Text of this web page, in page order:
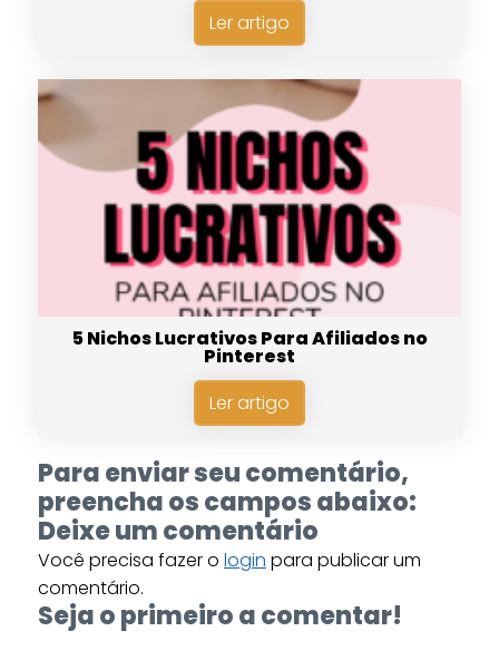
Ler artigo
5 Nichos Lucrativos Para Afiliados no
Pinterest
Ler artigo
Para enviar seu comentário,
preencha os campos abaixo:
Deixe um comentário
Você precisa fazer o login para publicar um
comentário.
Seja o primeiro a comentar!